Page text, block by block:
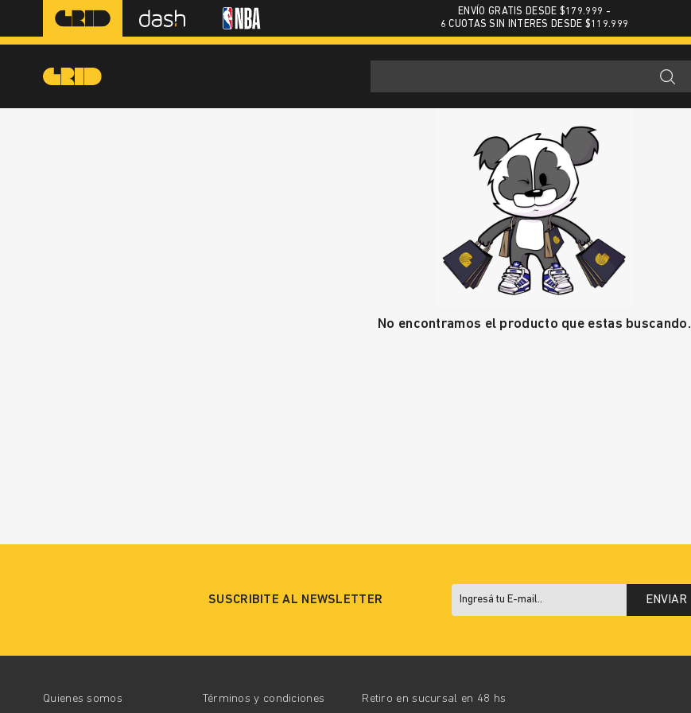
ENVÍO GRATIS DESDE $179.999 -
6 CUOTAS SIN INTERES DESDE $119.999
No encontramos el producto que estas buscando.
SUSCRIBITE AL NEWSLETTER ENVIAR
Quienes somos Términos y condiciones Retiro en sucursal en 48 hs